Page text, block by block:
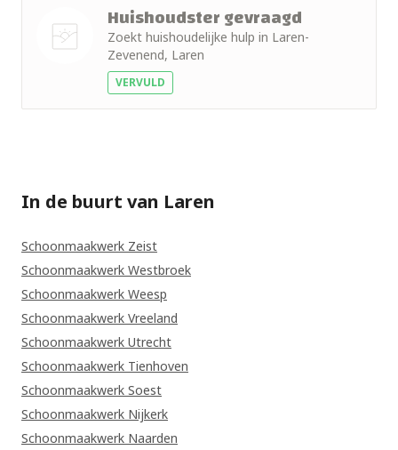
Huishoudster gevraagd
Zoekt huishoudelijke hulp in Laren-
Zevenend, Laren
VERVULD
In de buurt van Laren
Schoonmaakwerk Zeist
Schoonmaakwerk Westbroek
Schoonmaakwerk Weesp
Schoonmaakwerk Vreeland
Schoonmaakwerk Utrecht
Schoonmaakwerk Tienhoven
Schoonmaakwerk Soest
Schoonmaakwerk Nijkerk
Schoonmaakwerk Naarden